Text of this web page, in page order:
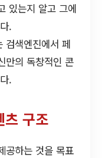
있는지 알고 그에
.
검색엔진에서 페
만의 독창적인 콘
.
츠 구조
공하는 것을 목표